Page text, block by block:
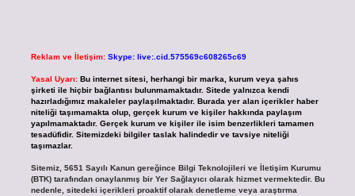
Reklam ve İletişim: Skype: live:.cid.575569c608265c69
Yasal Uyarı: Bu internet sitesi, herhangi bir marka, kurum veya şahıs
şirketi ile hiçbir bağlantısı bulunmamaktadır. Sitede yalnızca kendi
hazırladığımız makaleler paylaşılmaktadır. Burada yer alan içerikler haber
niteliği taşımamakta olup, gerçek kurum ve kişiler hakkında paylaşım
yapılmamaktadır. Gerçek kurum ve kişiler ile isim benzerlikleri tamamen
tesadüfidir. Sitemizdeki bilgiler taslak halindedir ve tavsiye niteliği
taşımazlar.
Sitemiz, 5651 Sayılı Kanun gereğince Bilgi Teknolojileri ve İletişim Kurumu
(BTK) tarafından onaylanmış bir Yer Sağlayıcı olarak hizmet vermektedir. Bu
nedenle, sitedeki içerikleri proaktif olarak denetleme veya araştırma